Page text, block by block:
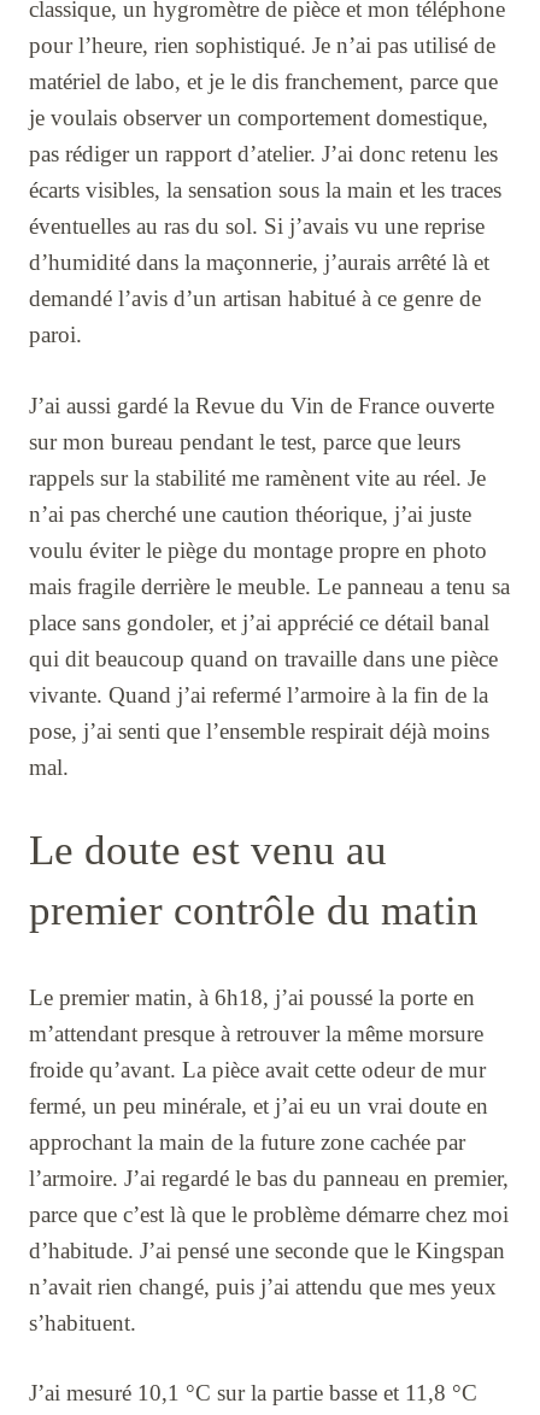
classique, un hygromètre de pièce et mon téléphone
pour l’heure, rien sophistiqué. Je n’ai pas utilisé de
matériel de labo, et je le dis franchement, parce que
je voulais observer un comportement domestique,
pas rédiger un rapport d’atelier. J’ai donc retenu les
écarts visibles, la sensation sous la main et les traces
éventuelles au ras du sol. Si j’avais vu une reprise
d’humidité dans la maçonnerie, j’aurais arrêté là et
demandé l’avis d’un artisan habitué à ce genre de
paroi.
J’ai aussi gardé la Revue du Vin de France ouverte
sur mon bureau pendant le test, parce que leurs
rappels sur la stabilité me ramènent vite au réel. Je
n’ai pas cherché une caution théorique, j’ai juste
voulu éviter le piège du montage propre en photo
mais fragile derrière le meuble. Le panneau a tenu sa
place sans gondoler, et j’ai apprécié ce détail banal
qui dit beaucoup quand on travaille dans une pièce
vivante. Quand j’ai refermé l’armoire à la fin de la
pose, j’ai senti que l’ensemble respirait déjà moins
mal.
Le doute est venu au
premier contrôle du matin
Le premier matin, à 6h18, j’ai poussé la porte en
m’attendant presque à retrouver la même morsure
froide qu’avant. La pièce avait cette odeur de mur
fermé, un peu minérale, et j’ai eu un vrai doute en
approchant la main de la future zone cachée par
l’armoire. J’ai regardé le bas du panneau en premier,
parce que c’est là que le problème démarre chez moi
d’habitude. J’ai pensé une seconde que le Kingspan
n’avait rien changé, puis j’ai attendu que mes yeux
s’habituent.
J’ai mesuré 10,1 °C sur la partie basse et 11,8 °C